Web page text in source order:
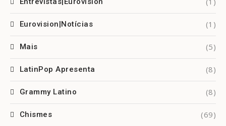
Eurovision|Notícias (1)
Mais (5)
LatinPop Apresenta (8)
Grammy Latino (8)
Chismes (69)